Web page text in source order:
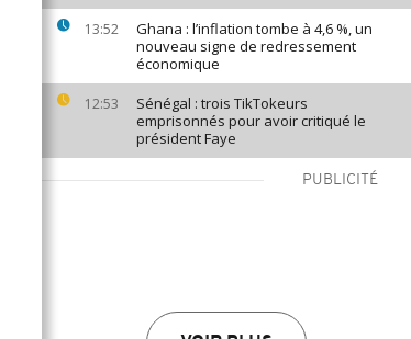
13:52
Ghana : l’inflation tombe à 4,6 %, un
nouveau signe de redressement
économique
12:53
Sénégal : trois TikTokeurs
emprisonnés pour avoir critiqué le
président Faye
PUBLICITÉ